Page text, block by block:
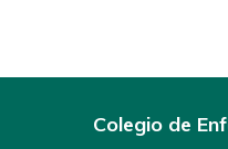
Colegio de